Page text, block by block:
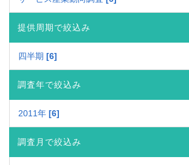
提供周期で絞込み
四半期 6
調査年で絞込み
2011年 6
調査月で絞込み